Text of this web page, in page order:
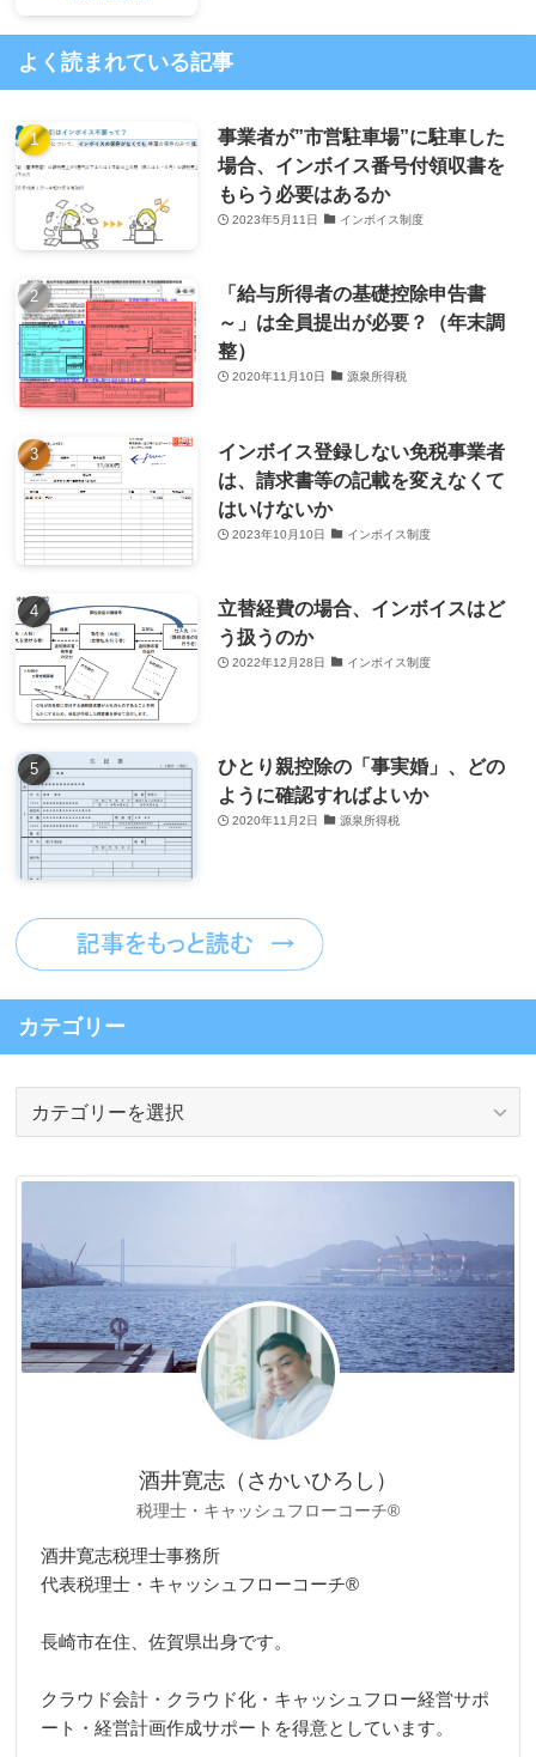
よく読まれている記事
事業者が”市営駐車場”に駐車した
場合、インボイス番号付領収書を
もらう必要はあるか
2023年5月11日 インボイス制度
「給与所得者の基礎控除申告書
～」は全員提出が必要？（年末調
整）
2020年11月10日 源泉所得税
インボイス登録しない免税事業者
は、請求書等の記載を変えなくて
はいけないか
2023年10月10日 インボイス制度
立替経費の場合、インボイスはど
う扱うのか
2022年12月28日 インボイス制度
ひとり親控除の「事実婚」、どの
ように確認すればよいか
2020年11月2日 源泉所得税
カテゴリー
リ
酒井寛志（さかいひろし）
税理士・キャッシュフローコーチ®
酒井寛志税理士事務所
代表税理士・キャッシュフローコーチ®
長崎市在住、佐賀県出身です。
クラウド会計・クラウド化・キャッシュフロー経営サポ
ート・経営計画作成サポートを得意としています。